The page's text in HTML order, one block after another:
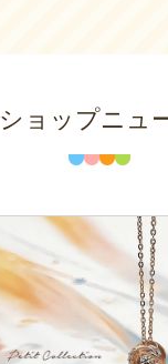
ショップニュ